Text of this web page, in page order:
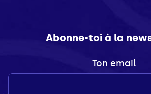
Abonne-toi à la
Ton email